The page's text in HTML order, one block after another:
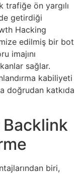
trafiğe ön yargılı
getirdiği
Hacking
edilmiş bir bot
imajını
sağlar.
kabiliyeti
doğrudan katkıda
biri,